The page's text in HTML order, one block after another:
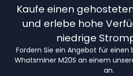
Kaufe einen
und erlebe hohe
niedrige
Fordern Sie ein Angebot für einen
Whatsminer M20S an einem
an.